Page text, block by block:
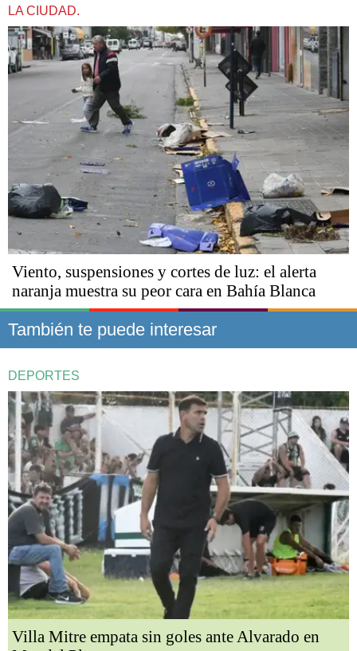
LA CIUDAD.
Viento, suspensiones y cortes de luz: el alerta
naranja muestra su peor cara en Bahía Blanca
También te puede interesar
DEPORTES
Villa Mitre empata sin goles ante Alvarado en